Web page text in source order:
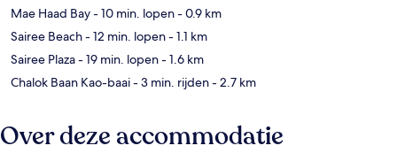
Mae Haad Bay- 10 min. lopen- 0.9 km
Sairee Beach- 12 min. lopen- 1.1 km
Sairee Plaza- 19 min. lopen- 1.6 km
Chalok Baan Kao-baai- 3 min. rijden- 2.7 km
Over deze accommodatie